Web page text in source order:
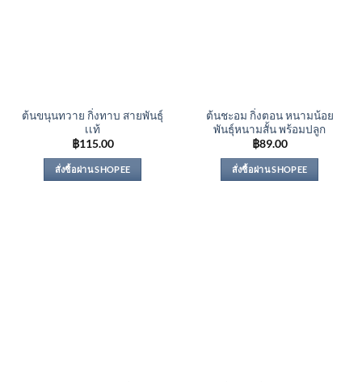
ต้นขนุนทวาย กิ่งทาบ สายพันธุ์
เเท้
฿115.00
สั่งซื้อผ่าน SHOPEE
ต้นชะอม กิ่งตอน หนามน้อย
พันธุ์หนามสั้น พร้อมปลูก
฿89.00
สั่งซื้อผ่าน SHOPEE